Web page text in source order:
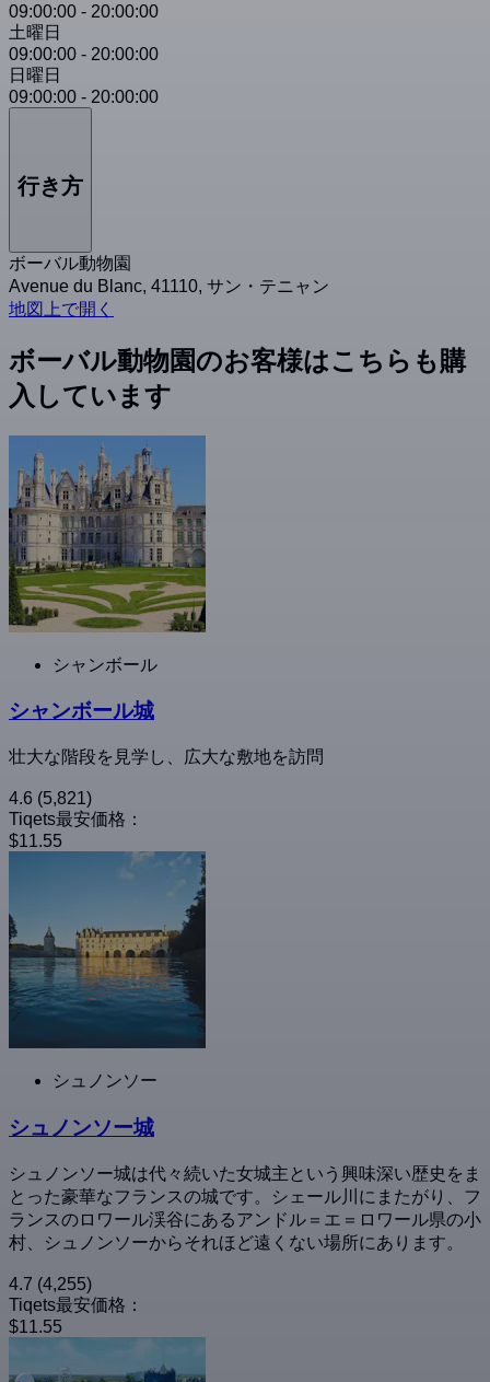
09:00:00 - 20:00:00
土曜日
09:00:00 - 20:00:00
日曜日
09:00:00 - 20:00:00
行き方
ボーバル動物園
Avenue du Blanc, 41110, サン・テニャン
地図上で開く
ボーバル動物園のお客様はこちらも購
入しています
シャンボール
シャンボール城
壮大な階段を見学し、広大な敷地を訪問
4.6 (5,821)
Tiqets最安価格：
$11.55
シュノンソー
シュノンソー城
シュノンソー城は代々続いた女城主という興味深い歴史をま
とった豪華なフランスの城です。シェール川にまたがり、フ
ランスのロワール渓谷にあるアンドル＝エ＝ロワール県の小
村、シュノンソーからそれほど遠くない場所にあります。
4.7 (4,255)
Tiqets最安価格：
$11.55